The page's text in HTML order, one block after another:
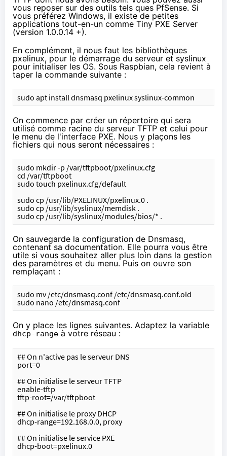
vous reposer sur des outils tels ques PfSense. Si
vous préférez Windows, il existe de petites
applications tout-en-un comme Tiny PXE Server
(version 1.0.0.14 +).
En complément, il nous faut les bibliothèques
pxelinux, pour le démarrage du serveur et syslinux
pour initialiser les OS. Sous Raspbian, cela revient à
taper la commande suivante :
sudo apt install dnsmasq pxelinux syslinux-common
On commence par créer un répertoire qui sera
utilisé comme racine du serveur TFTP et celui pour
le menu de l'interface PXE. Nous y plaçons les
fichiers qui nous seront nécessaires :
sudo mkdir -p /var/tftpboot/pxelinux.cfg
cd /var/tftpboot
sudo touch pxelinux.cfg/default
sudo cp /usr/lib/PXELINUX/pxelinux.0 .
sudo cp /usr/lib/syslinux/memdisk .
sudo cp /usr/lib/syslinux/modules/bios/* .
On sauvegarde la configuration de Dnsmasq,
contenant sa documentation. Elle pourra vous être
utile si vous souhaitez aller plus loin dans la gestion
des paramètres et du menu. Puis on ouvre son
remplaçant :
sudo mv /etc/dnsmasq.conf /etc/dnsmasq.conf.old
sudo nano /etc/dnsmasq.conf
On y place les lignes suivantes. Adaptez la variable
dhcp-range à votre réseau :
## On n'active pas le serveur DNS
port=0
## On initialise le serveur TFTP
enable-tftp
tftp-root=/var/tftpboot
## On initialise le proxy DHCP
dhcp-range=192.168.0.0, proxy
## On initialise le service PXE
dhcp-boot=pxelinux.0